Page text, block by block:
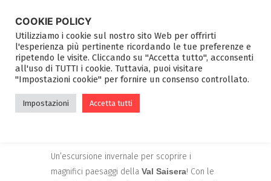
CIASPOLATA AL
RIFUGIO GREGO
Un’escursione invernale per scoprire i
magnifici paesaggi della Val Saisera! Con le
COOKIE POLICY
Utilizziamo i cookie sul nostro sito Web per offrirti
l'esperienza più pertinente ricordando le tue preferenze e
ripetendo le visite. Cliccando su "Accetta tutto", acconsenti
all'uso di TUTTI i cookie. Tuttavia, puoi visitare
"Impostazioni cookie" per fornire un consenso controllato.
Impostazioni Accetta tutti